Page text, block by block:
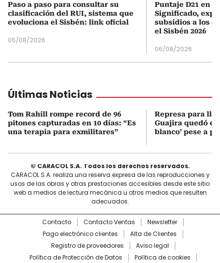
Paso a paso para consultar su
clasificación del RUI, sistema que
evoluciona el Sisbén: link oficial
05/08/2026
Puntaje D21 en
Significado,
subsidios a los
el Sisbén 2026
06/08/2026
Últimas Noticias
Tom Rahill rompe record de 96
pitones capturadas en 10 días: “Es
una terapia para exmilitares”
Represa para
Guajira quedó en
blanco’ pese a
© CARACOL S.A. Todos los derechos reservados.
CARACOL S.A. realiza una reserva expresa de las reproducciones y
usos de las obras y otras prestaciones accesibles desde este sitio
web a medios de lectura mecánica u otros medios que resulten
adecuados.
Contacto Contacto Ventas
Newsletter
Pago electrónico clientes
Alta de Clientes
Registro de proveedores
Aviso legal
Política de Protección de Datos
Política de cookies